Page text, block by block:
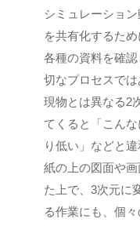
シミュレーショ
を共有化するた
各種の資料を確
切なプロセスで
現物とは異なる2
てくると「こん
り低い」などと
紙の上の図面や
た上で、3次元に
る作業にも、個